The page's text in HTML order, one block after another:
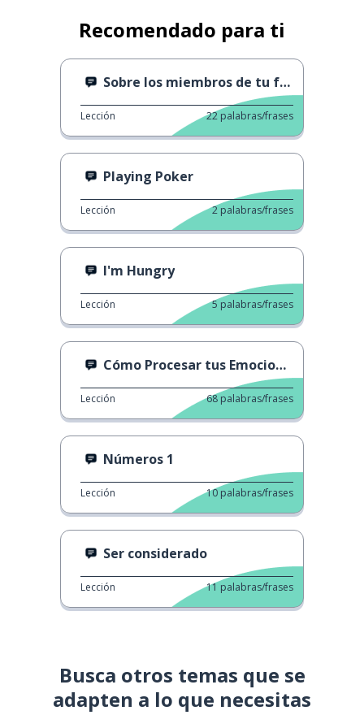
Recomendado para ti
Sobre los miembros de tu familia
Lección 22 palabras/frases
Playing Poker
Lección 2 palabras/frases
I'm Hungry
Lección 5 palabras/frases
Cómo Procesar tus Emociones
Lección 68 palabras/frases
Números 1
Lección 10 palabras/frases
Ser considerado
Lección 11 palabras/frases
Busca otros temas que se
adapten a lo que necesitas